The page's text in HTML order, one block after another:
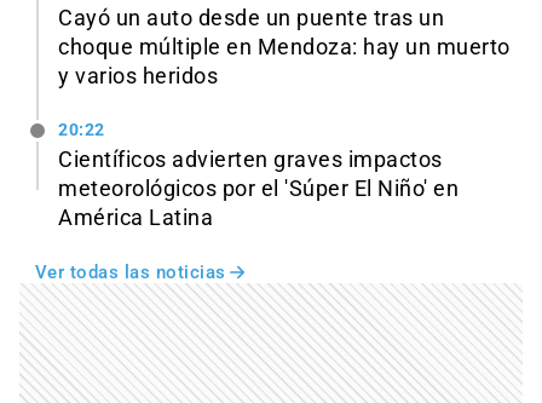
Cayó un auto desde un puente tras un
choque múltiple en Mendoza: hay un muerto
y varios heridos
20:22
Científicos advierten graves impactos
meteorológicos por el 'Súper El Niño' en
América Latina
Ver todas las noticias